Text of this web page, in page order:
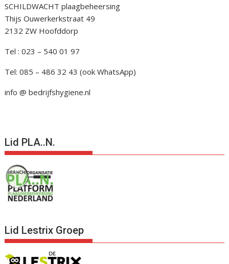
SCHILDWACHT plaagbeheersing
Thijs Ouwerkerkstraat 49
2132 ZW Hoofddorp
Tel : 023 – 540 01 97
Tel: 085 – 486 32 43 (ook WhatsApp)
info @ bedrijfshygiene.nl
Lid PLA..N.
Lid Lestrix Groep